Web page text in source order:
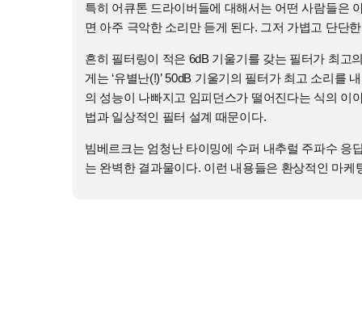
특히 어큐톤 드라이버들에 대해서는 어떤 사람들은
면 아주 극악한 소리만 듣게 된다. 그저 가볍고 단단
흔히 필터링이 적은 6dB 기울기를 갖는 필터가 최고
게는 ‘유별난(!)’ 50dB 기울기의 필터가 최고 소리를
의 성능이 나빠지고 임피던스가 떨어진다는 식의 이
법과 일상적인 필터 설계 때문이다.
빔베르크는 엄청난 타이밍에 수퍼 내추럴 주파수 응
는 완벽한 결과물이다. 이런 내용들은 환상적인 마